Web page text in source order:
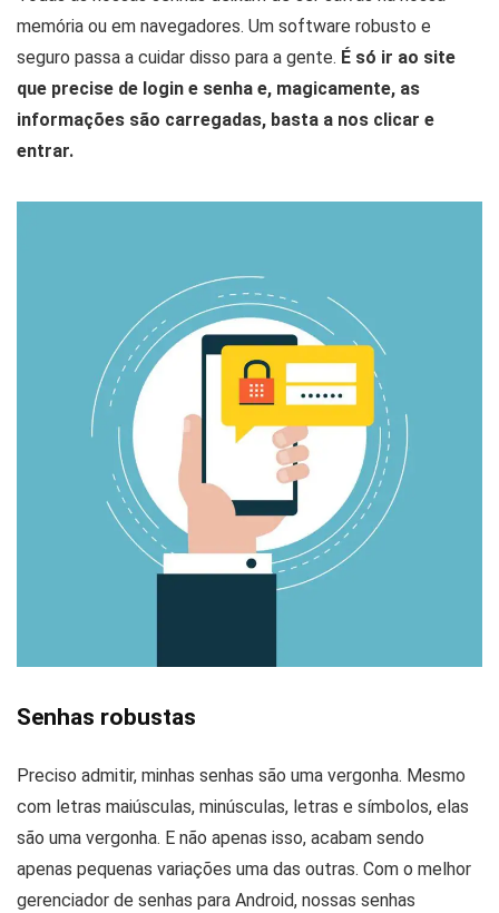
memória ou em navegadores. Um software robusto e
seguro passa a cuidar disso para a gente. É só ir ao site
que precise de login e senha e, magicamente, as
informações são carregadas, basta a nos clicar e
entrar.
Senhas robustas
Preciso admitir, minhas senhas são uma vergonha. Mesmo
com letras maiúsculas, minúsculas, letras e símbolos, elas
são uma vergonha. E não apenas isso, acabam sendo
apenas pequenas variações uma das outras. Com o melhor
gerenciador de senhas para Android, nossas senhas